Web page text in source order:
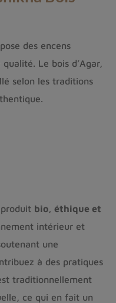
des encens
Le bois d’Agar,
selon les traditions
bio, éthique et
intérieur et
une
à des pratiques
traditionnellement
ce qui en fait un